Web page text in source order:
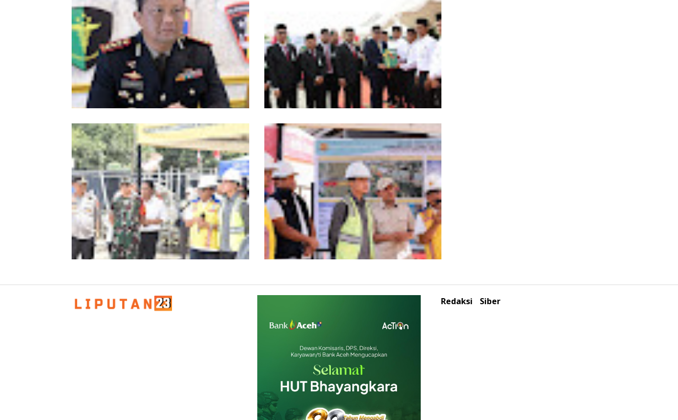
Meriahkan HUT Ke-81 Kemerdekaan RI,
Polda Aceh Gelar Lomba Memasak Nasi
Goreng dan Aneka Minuman
Kapolda Aceh Tutup Pembinaan Tradisi
dan Pembaretan 65 Bintara Remaja
Satbrimob Polda Aceh
Kombes Andi Kirana Diperiksa Mabes
Polri, Kapolda Tunjuk Kabid TIK sebagai
Pelaksana Tugas Kapolresta Banda Aceh
HUT ke-53 Bank Aceh: Momentum
Memperkuat Amanah, Menumbuhkan
Keberkahan Bagi Aceh
Kapolda Aceh Bersama Forkopimda
Kunjungi Aceh, Pastikan Pemulihan
Pascabencana Hidrometeorologi
Redaksi Siber